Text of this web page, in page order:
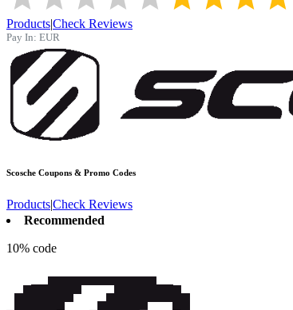
Products|Check Reviews
Pay In: EUR
Scosche Coupons & Promo Codes
Products|Check Reviews
Recommended
10% code